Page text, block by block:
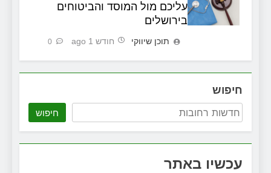
עליכם מול המוסד והביטוחים
בירושלים
תוכן שיווקי חודש 1 ago 0
חיפוש
חיפוש
עכשיו באתר